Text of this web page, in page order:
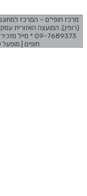
מרכז חופי"ם – המרכז
09-7689373 * מייל מזכירות: kerenf@hefer.org.il זכויות יוצרים © 2026
חופים | מופעל